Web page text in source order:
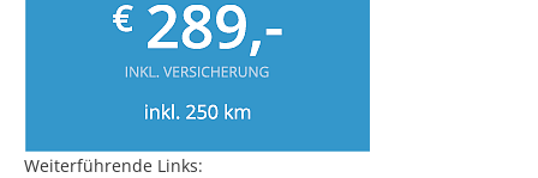
Weiterführende Links: